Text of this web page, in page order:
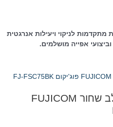
מתקדמות לניקוי ויעילות אנרגטית
אפייה מושלמים.
תנור בישול ואפיה משולב שחור FUJICOM